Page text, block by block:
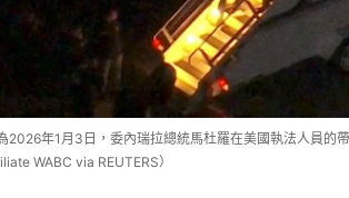
2026年1月3日，委內瑞拉總統馬杜羅在美國執法人員的
WABC via REUTERS）